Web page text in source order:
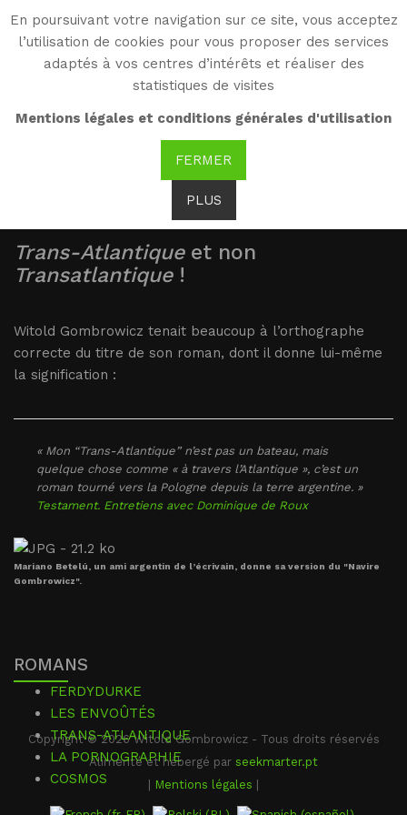
En poursuivant votre navigation sur ce site, vous acceptez
l’utilisation de cookies pour vous proposer des services
adaptés à vos centres d’intérêts et réaliser des
statistiques de visites
Mentions légales et conditions générales d'utilisation
FERMER
PLUS
WG
Witold Gombrowicz
Titre
Trans-Atlantiqueet non
Transatlantique!
Witold Gombrowicz tenait beaucoup à l’orthographe
correcte du titre de son roman, dont il donne lui-même
la signification :
« Mon “Trans-Atlantique” n’est pas un bateau, mais
quelque chose comme « à travers l’Atlantique », c’est un
roman tourné vers la Pologne depuis la terre argentine. »
Testament. Entretiens avec Dominique de Roux
Mariano Betelú, un ami argentin de l’écrivain, donne sa version du "Navire
Gombrowicz".
ROMANS
FERDYDURKE
LES ENVOÛTÉS
TRANS-ATLANTIQUE
LA PORNOGRAPHIE
COSMOS
Copyright © 2026 Witold Gombrowicz - Tous droits réservés
Alimenté et hébergé par seekmarter.pt
Mentions légales